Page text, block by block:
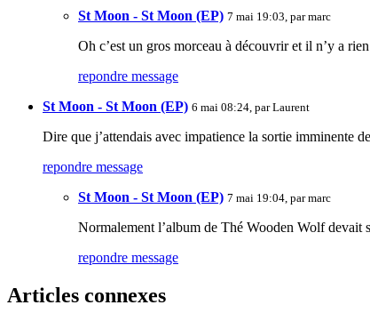
St Moon - St Moon (EP) 7 mai 19:03, parmarc
Oh c’est un gros morceau à découvrir et il n’y a
repondre message
St Moon - St Moon (EP) 6 mai 08:24, parLaurent
Dire que j’attendais avec impatience la sortie imminente
repondre message
St Moon - St Moon (EP) 7 mai 19:04, parmarc
Normalement l’album de Thé Wooden Wolf devait
repondre message
Articles connexes